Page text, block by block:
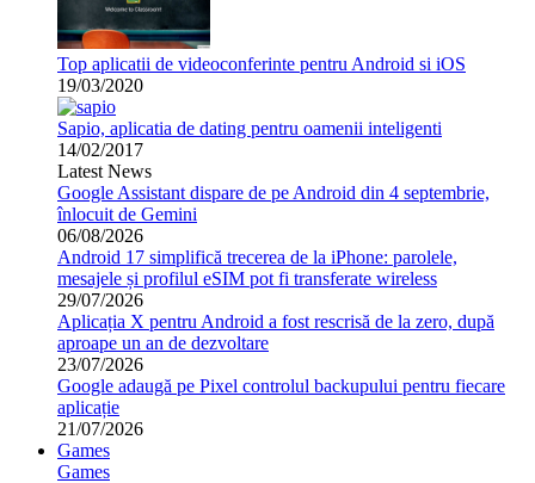
Top aplicatii de videoconferinte pentru Android si iOS
19/03/2020
Sapio, aplicatia de dating pentru oamenii inteligenti
14/02/2017
Latest News
Google Assistant dispare de pe Android din 4 septembrie,
înlocuit de Gemini
06/08/2026
Android 17 simplifică trecerea de la iPhone: parolele,
mesajele și profilul eSIM pot fi transferate wireless
29/07/2026
Aplicația X pentru Android a fost rescrisă de la zero, după
aproape un an de dezvoltare
23/07/2026
Google adaugă pe Pixel controlul backupului pentru fiecare
aplicație
21/07/2026
Games
Games